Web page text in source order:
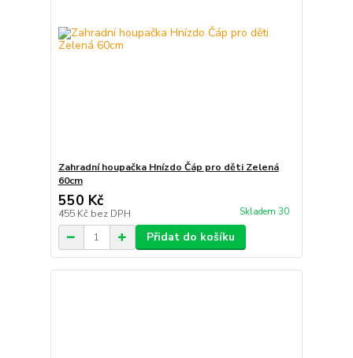
Zahradní houpačka Hnízdo Čáp pro děti Zelená
60cm
550 Kč
455 Kč bez DPH Skladem 30
Přidat do košíku